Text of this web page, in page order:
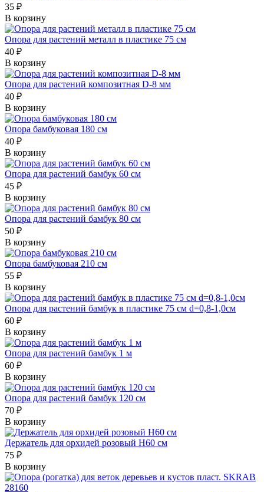
35 ₽
В корзину
Опора для растений металл в пластике 75 см
40 ₽
В корзину
Опора для растений композитная D-8 мм
40 ₽
В корзину
Опора бамбуковая 180 см
40 ₽
В корзину
Опора для растений бамбук 60 см
45 ₽
В корзину
Опора для растений бамбук 80 см
50 ₽
В корзину
Опора бамбуковая 210 см
55 ₽
В корзину
Опора для растений бамбук в пластике 75 см d=0,8-1,0см
60 ₽
В корзину
Опора для растений бамбук 1 м
60 ₽
В корзину
Опора для растений бамбук 120 см
70 ₽
В корзину
Держатель для орхидей розовый Н60 см
75 ₽
В корзину